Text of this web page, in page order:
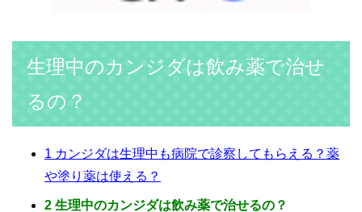
生理中のカンジダは飲み薬で治せ
るの？
1 カンジダは生理中も病院で診察してもらえる？薬
や塗り薬は使える？
2 生理中のカンジダは飲み薬で治せるの？